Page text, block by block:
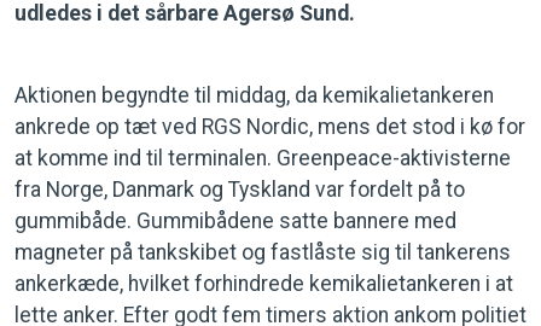
udledes i det sårbare Agersø Sund.
Aktionen begyndte til middag, da kemikalietankeren
ankrede op tæt ved RGS Nordic, mens det stod i kø for
at komme ind til terminalen. Greenpeace-aktivisterne
fra Norge, Danmark og Tyskland var fordelt på to
gummibåde. Gummibådene satte bannere med
magneter på tankskibet og fastlåste sig til tankerens
ankerkæde, hvilket forhindrede kemikalietankeren i at
lette anker. Efter godt fem timers aktion ankom politiet